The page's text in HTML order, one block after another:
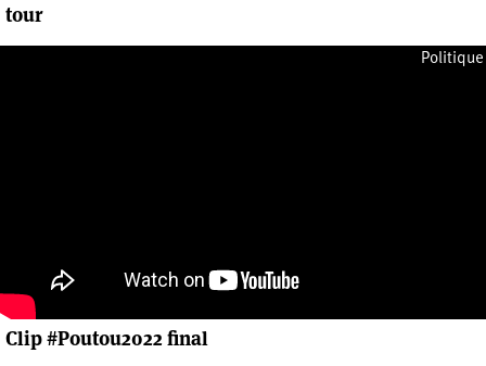
tour
Mardi 12 avril 2022
Politique
Clip #Poutou2022 final